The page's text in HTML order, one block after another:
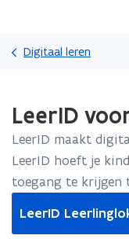
Digitaal leren
met
laden.
bevindt
zich
op:
LeerID
LeerID
LeerID maakt
LeerID hoeft je
toegang te
LeerID